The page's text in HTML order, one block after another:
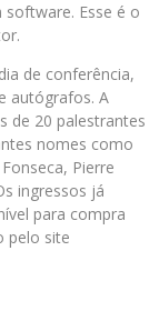
Esse é o
de conferência,
autógrafos. A
de 20 palestrantes
nomes como
Pierre
ingressos já
para compra
pelo site